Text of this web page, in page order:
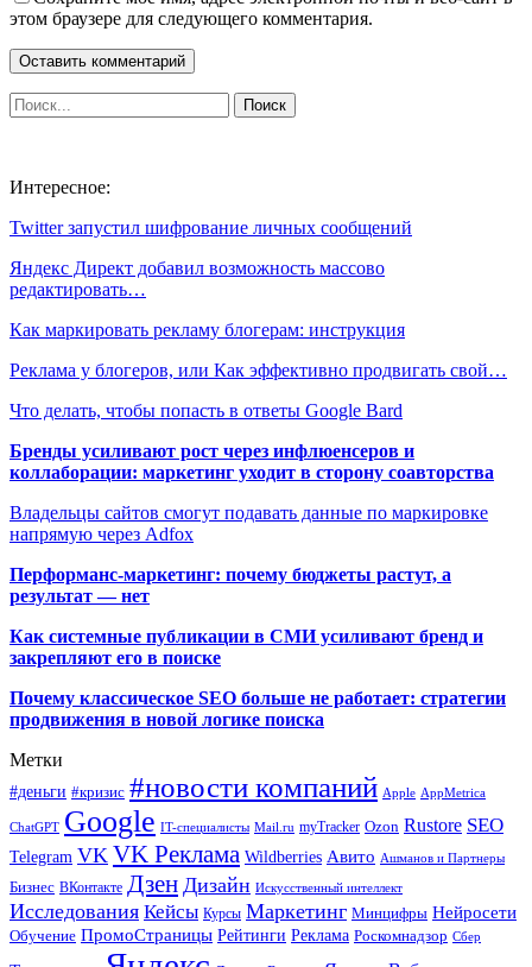
этом браузере для следующего комментария.
Интересное:
Twitter запустил шифрование личных сообщений
Яндекс Директ добавил возможность массово
редактировать…
Как маркировать рекламу блогерам: инструкция
Реклама у блогеров, или Как эффективно продвигать свой…
Что делать, чтобы попасть в ответы Google Bard
Бренды усиливают рост через инфлюенсеров и
коллаборации: маркетинг уходит в сторону соавторства
Владельцы сайтов смогут подавать данные по маркировке
напрямую через Adfox
Перформанс-маркетинг: почему бюджеты растут, а
результат — нет
Как системные публикации в СМИ усиливают бренд и
закрепляют его в поиске
Почему классическое SEO больше не работает: стратегии
продвижения в новой логике поиска
Метки
#деньги #кризис #новости компаний Apple AppMetrica
ChatGPT Google IT-специалисты Mail.ru myTracker Ozon Rustore SEO
Telegram VK VK Реклама Wildberries Авито Ашманов и Партнеры
Бизнес ВКонтакте Дзен Дизайн Искусственный интеллект
Исследования Кейсы Курсы Маркетинг Минцифры Нейросети
Обучение ПромоСтраницы Рейтинги Реклама Роскомнадзор Сбер